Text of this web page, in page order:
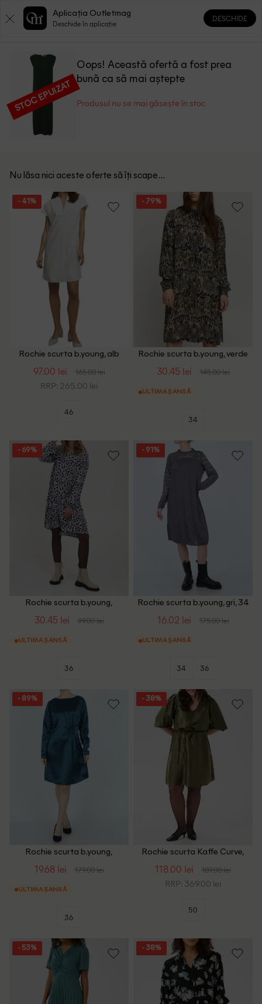
0 0
STOC EPUIZAT
Oops! Această ofertă a fost prea
bună ca să mai aștepte
Produsul nu se mai găsește în stoc
Nu lăsa nici aceste oferte să îți scape...
- 41%
Rochie scurta b.young, alb
97.00 lei 165.00 lei
RRP: 265.00 lei
46
- 79%
Rochie scurta b.young, verde
30.45 lei 145.00 lei
ULTIMA ȘANSĂ
34
- 69%
Rochie scurta b.young,
30.45 lei 99.00 lei
ULTIMA ȘANSĂ
36
- 91%
Rochie scurta b.young, gri, 34
16.02 lei 175.00 lei
ULTIMA ȘANSĂ
34 36
- 89%
Rochie scurta b.young,
19.68 lei 179.00 lei
ULTIMA ȘANSĂ
36
- 38%
Rochie scurta Kaffe Curve,
118.00 lei 189.00 lei
RRP: 369.00 lei
50
- 53% - 38%
Aplicația Outletmag
Deschide în aplicație
DESCHIDE